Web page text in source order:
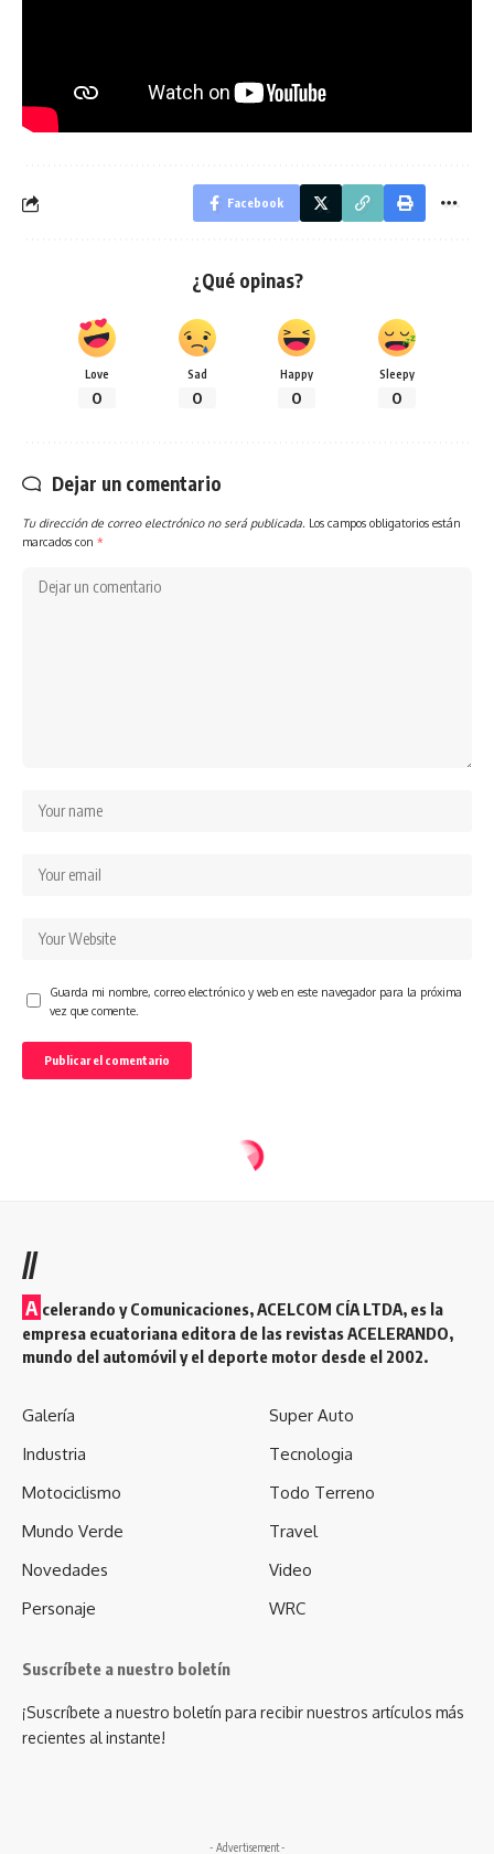
Facebook
¿Qué opinas?
Love
0
Sad
0
Happy
0
Sleepy
0
Dejar un comentario
Tu dirección de correo electrónico no será publicada. Los campos obligatorios están
marcados con *
Guarda mi nombre, correo electrónico y web en este navegador para la próxima
vez que comente.
//
A celerando y Comunicaciones, ACELCOM CÍA LTDA, es la
empresa ecuatoriana editora de las revistas ACELERANDO,
mundo del automóvil y el deporte motor desde el 2002.
Galería
Industria
Motociclismo
Mundo Verde
Novedades
Personaje
Super Auto
Tecnologia
Todo Terreno
Travel
Video
WRC
Suscríbete a nuestro boletín
¡Suscríbete a nuestro boletín para recibir nuestros artículos más
recientes al instante!
- Advertisement -